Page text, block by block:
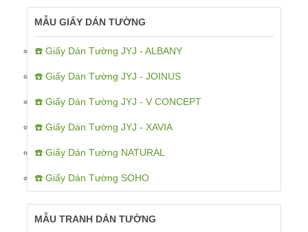
MẪU GIẤY DÁN TƯỜNG
☎️ Giấy Dán Tường JYJ - ALBANY
☎️ Giấy Dán Tường JYJ - JOINUS
☎️ Giấy Dán Tường JYJ - V CONCEPT
☎️ Giấy Dán Tường JYJ - XAVIA
☎️ Giấy Dán Tường NATURAL
☎️ Giấy Dán Tường SOHO
MẪU TRANH DÁN TƯỜNG